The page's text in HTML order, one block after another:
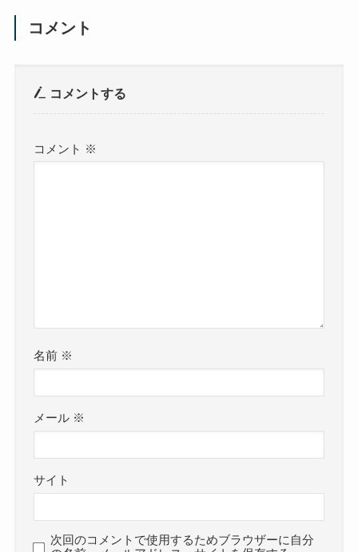
コメント
コメントする
コメント ※
名前 ※
メール ※
サイト
次回のコメントで使用するためブラウザーに自分